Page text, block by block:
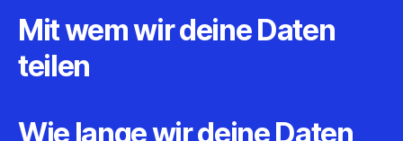
Mit wem wir deine Daten
teilen
Wie lange wir deine Daten